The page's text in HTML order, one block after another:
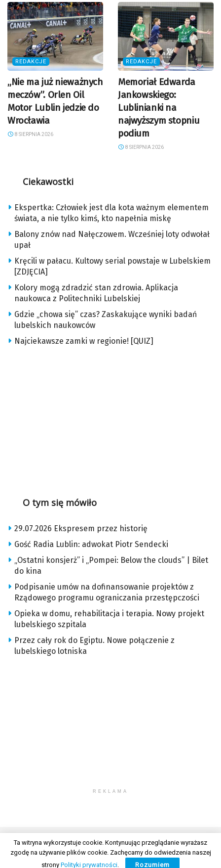
REDAKCJE
„Nie ma już nieważnych
meczów”. Orlen Oil
Motor Lublin jedzie do
Wrocławia
8 SIERPNIA 2026
REDAKCJE
Memoriał Edwarda
Jankowskiego:
Lublinianki na
najwyższym stopniu
podium
8 SIERPNIA 2026
Ciekawostki
Ekspertka: Człowiek jest dla kota ważnym elementem
świata, a nie tylko kimś, kto napełnia miskę
Balony znów nad Nałęczowem. Wcześniej loty odwołał
upał
Kręcili w pałacu. Kultowy serial powstaje w Lubelskiem
[ZDJĘCIA]
Kolory mogą zdradzić stan zdrowia. Aplikacja
naukowca z Politechniki Lubelskiej
Gdzie „chowa się” czas? Zaskakujące wyniki badań
lubelskich naukowców
Najciekawsze zamki w regionie! [QUIZ]
O tym się mówiło
29.07.2026 Ekspresem przez historię
Gość Radia Lublin: adwokat Piotr Sendecki
„Ostatni konsjerż” i „Pompei: Below the clouds” | Bilet
do kina
Podpisanie umów na dofinansowanie projektów z
Rządowego programu ograniczania przestępczości
Opieka w domu, rehabilitacja i terapia. Nowy projekt
lubelskiego szpitala
Przez cały rok do Egiptu. Nowe połączenie z
lubelskiego lotniska
REKLAMA
© 2026 Wszelkie prawa zastrzeżone. Radio Lublin S.A. w likwidacji
Ta witryna wykorzystuje cookie. Kontynuując przeglądanie wyrażasz
zgodę na używanie plików cookie. Zachęcamy do odwiedzenia naszej
strony Polityki prywatności. Rozumiem